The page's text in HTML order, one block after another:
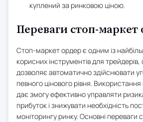
куплений за ринковою ціною.
Переваги стоп-маркет
Стоп-маркет ордер є одним із
корисних інструментів для трейдерів,
дозволяє автоматично здійснювати
певного цінового рівня.
дає змогу ефективно управляти
прибуток і знижувати необхідність
моніторингу ринку. Основні